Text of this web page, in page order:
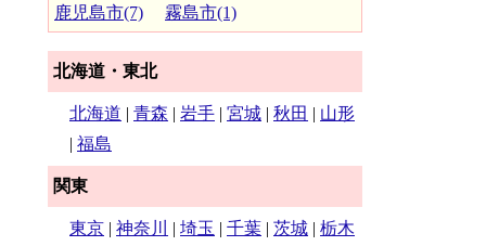
鹿児島市(7)
霧島市(1)
北海道・東北
北海道 | 青森 | 岩手 | 宮城 | 秋田 | 山形
| 福島
関東
東京 | 神奈川 | 埼玉 | 千葉 | 茨城 | 栃木